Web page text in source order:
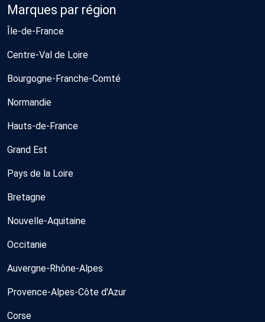
Marques par région
Île-de-France
Centre-Val de Loire
Bourgogne-Franche-Comté
Normandie
Hauts-de-France
Grand Est
Pays de la Loire
Bretagne
Nouvelle-Aquitaine
Occitanie
Auvergne-Rhône-Alpes
Provence-Alpes-Côte d'Azur
Corse